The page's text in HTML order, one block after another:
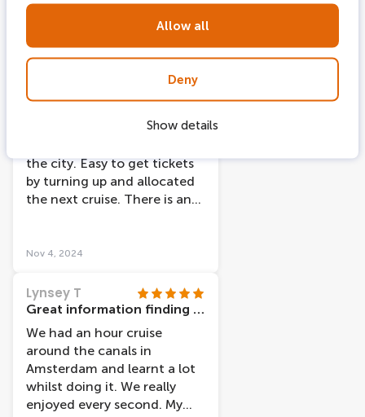
Allow all
Deny
Show details
easy to walk on and off, it
was a nice day and we got
some beautiful pictures!! A
great end to a fantastic
Nov 19, 2024
Early evening cruise
We did the early evening
the city. Easy to get tickets
by turning up and allocated
the next cruise. There is an
outside and watch the views.
interesting and pretty.
Nov 4, 2024
Lynsey T
Great information finding cruise
We had an hour cruise
around the canals in
Amsterdam and learnt a lot
whilst doing it. We really
enjoyed every second. My